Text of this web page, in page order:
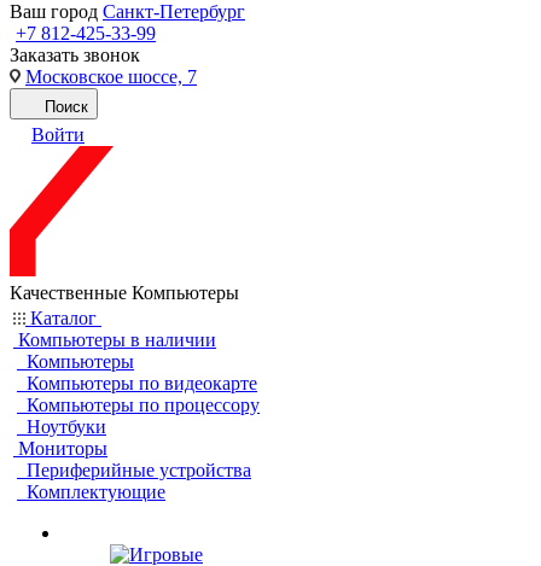
Ваш город Санкт-Петербург
+7 812-425-33-99
Заказать звонок
Московское шоссе, 7
Поиск
Войти
Качественные Компьютеры
Каталог
Компьютеры в наличии
Компьютеры
Компьютеры по видеокарте
Компьютеры по процессору
Ноутбуки
Мониторы
Периферийные устройства
Комплектующие